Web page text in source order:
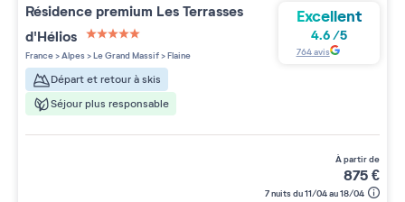
Résidence premium Les Terrasses
d'Hélios
5 étoiles sur 5
France>Alpes>Le Grand Massif>Flaine
Départ et retour à skis
Séjour plus responsable
Excellent
4.6/5
764avis
à partir de
875€
7 nuits du 11/04 au 18/04